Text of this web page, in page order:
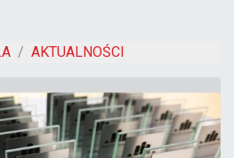
AKTUALNOŚCI